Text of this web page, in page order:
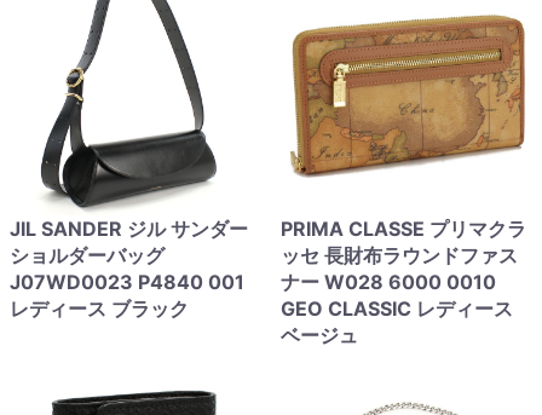
JIL SANDER ジル サンダー
ショルダーバッグ
J07WD0023 P4840 001
レディース ブラック
PRIMA CLASSE プリマクラ
ッセ 長財布ラウンドファス
ナー W028 6000 0010
GEO CLASSIC レディース
ベージュ